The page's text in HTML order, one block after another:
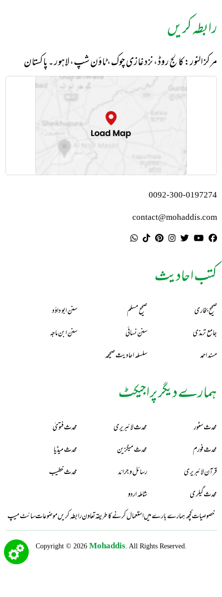
رابطہ کریں
مرکز النور: کالج روڈ، نزد غازی چوک، ٹاؤن شپ، لاہور ۔ پاکستان
0092-300-0197274
contact@mohaddis.com
کتب احادیث
صحیح بخاری صحیح مسلم
سنن ابو داؤد
جامع ترمذی
سنن نسائی
سنن ابن ماجہ
مسند احمد
سلسلہ احادیث صحیحہ
ہمارے دیگر پراجیکٹ
محدث سٹور محدث لائبریری
محدث فتویٰ
محدث فورم
محدث میگزین
محدث میڈیا
قرآن لائبریری
رسائل و جرائد
محدث خطیب
محدث گیلری
شاملہ اردو
خصوصیاتکچھ ہمارے بارے میںاستعمال کرنے کا طریقہتعاونرابطہ کریںموضوعاتسائٹ میپ
Copyright © 2026 Mohaddis. All Rights Reserved.